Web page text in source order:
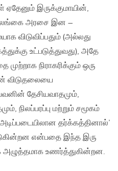
இருக்குமாயின்,
அரசை இன –
விடுவிப்பதும் (அல்லது
உட்படுத்துவது), அதே
நிராகரிக்கும் ஒரு
விடுதலையை
தேசியவாதமும்,
நிலப்பரப்பு மற்றும் சமூகம்
அடிப்படையிலான தர்க்கத்தினால்’
என்பதை இந்த இரு
அழுத்தமாக உணர்த்துகின்றன.